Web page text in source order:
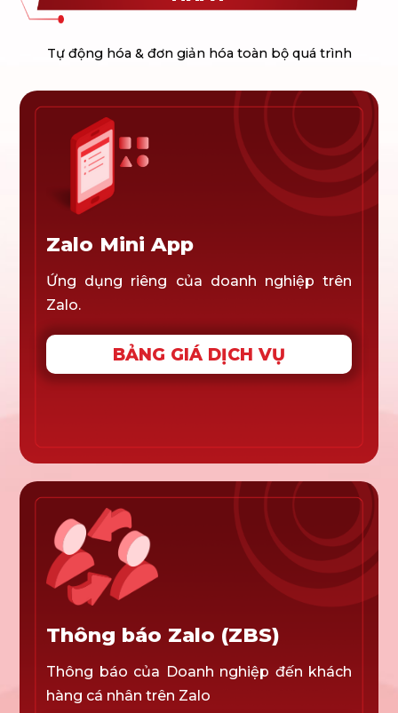
Tự động hóa & đơn giản hóa toàn bộ quá trình
Zalo Mini App
Ứng dụng riêng của doanh nghiệp trên
Zalo.
BẢNG GIÁ DỊCH VỤ
Thông báo Zalo (ZBS)
Thông báo của Doanh nghiệp đến khách
hàng cá nhân trên Zalo